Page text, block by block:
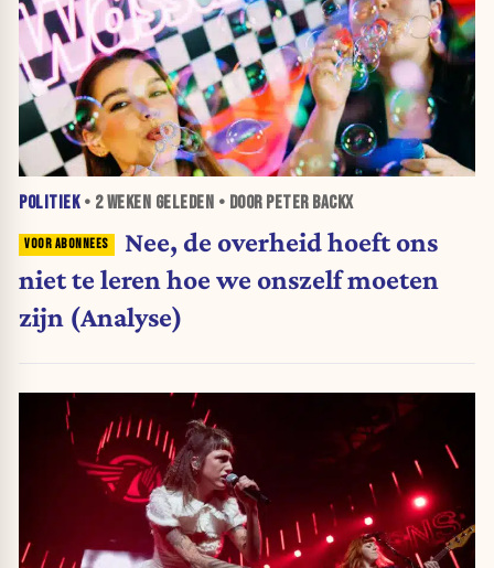
POLITIEK• 2 WEKEN GELEDEN • DOOR PETER BACKX
Nee, de overheid hoeft ons
niet te leren hoe we onszelf moeten
zijn (Analyse)